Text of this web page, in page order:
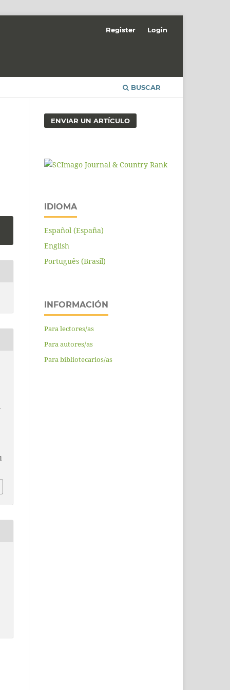
BUSCAR
Register Login
ENVIAR UN ARTÍCULO
IDIOMA
Español (España)
English
Português (Brasil)
INFORMACIÓN
Para lectores/as
Para autores/as
Para bibliotecarios/as